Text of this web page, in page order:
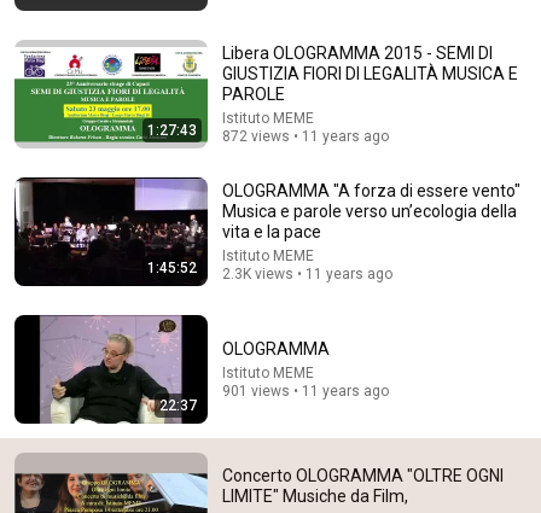
«L'odore della vecchiaia» non è una questione di
scarsa igiene. Scopri la sua vera causa!
Dott. Antonio Romano • 82K views
Mozart - Piano Concerto No.21, K.467 / Yeol Eum Son
taky_classic 31M views
1:27:43
Libera OLOGRAMMA 2015 - SEMI DI
GIUSTIZIA FIORI DI LEGALITÀ MUSICA E
PAROLE
Istituto MEME
872 views • 11 years ago
1:45:52
OLOGRAMMA "A forza di essere vento"
Musica e parole verso un’ecologia della
vita e la pace
Istituto MEME
2.3K views • 11 years ago
22:37
OLOGRAMMA
Istituto MEME
901 views • 11 years ago
Concerto OLOGRAMMA "OLTRE OGNI
LIMITE" Musiche da Film,